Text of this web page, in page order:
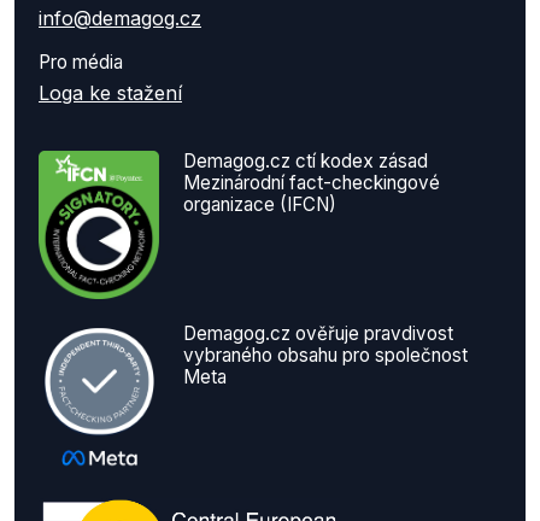
info@demagog.cz
Pro média
Loga ke stažení
Demagog.cz ctí kodex zásad
Mezinárodní fact-checkingové
organizace (IFCN)
Demagog.cz ověřuje pravdivost
vybraného obsahu pro společnost
Meta